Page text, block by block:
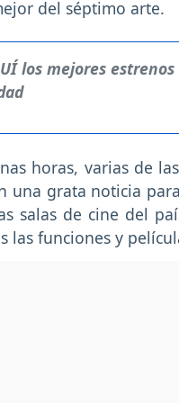
del séptimo arte.
horas, varias de
una grata noticia
salas de cine del
las funciones y